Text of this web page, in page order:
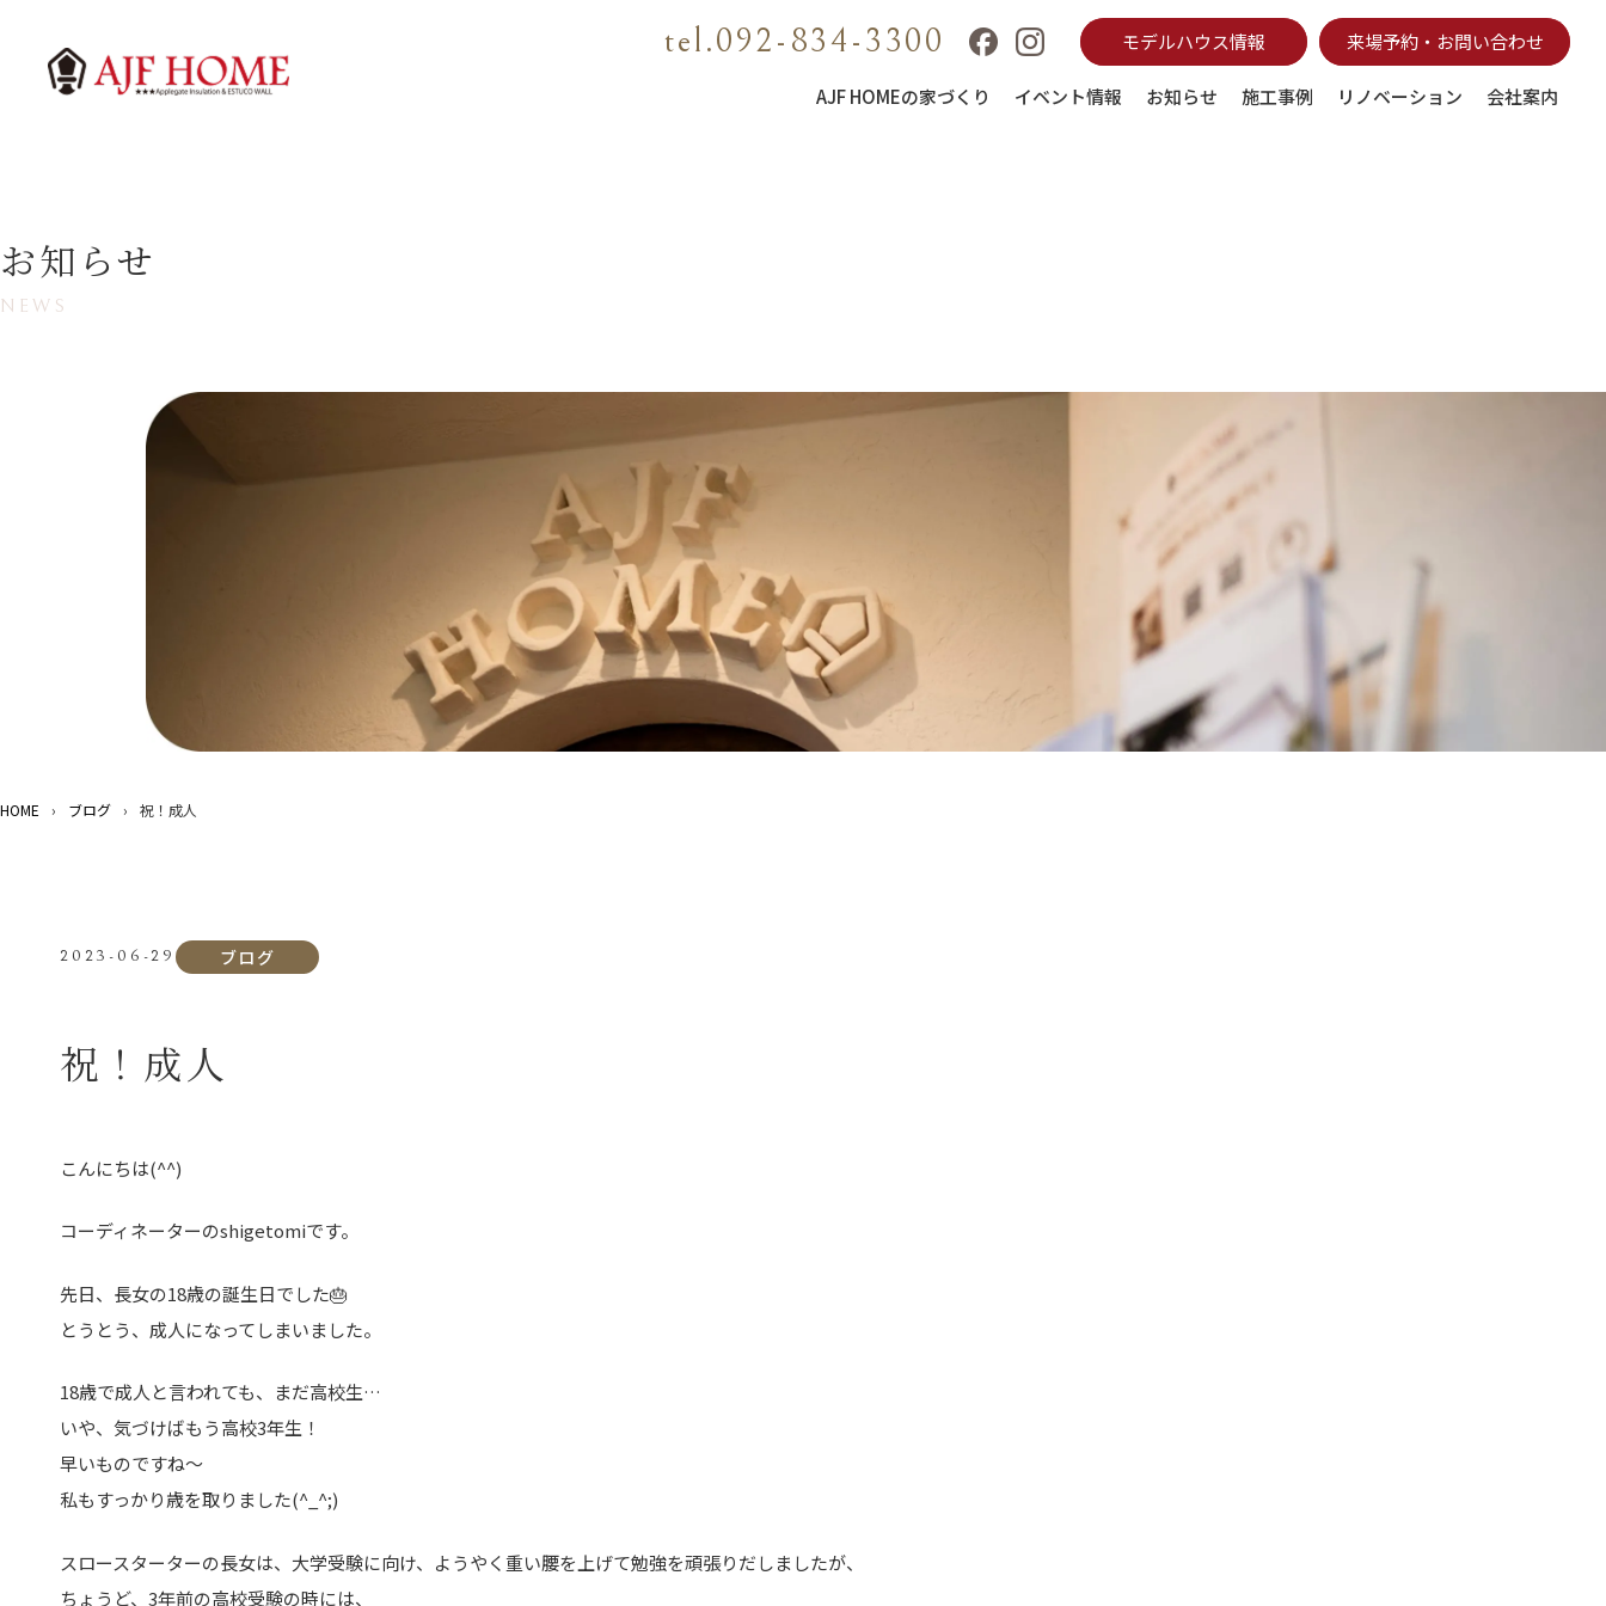
tel.092-834-3300 モデルハウス情報 来場予約・お問い合わせ
AJF HOMEの家づくり イベント情報 お知らせ 施工事例 リノベーション 会社案内
お知らせ
NEWS
HOME › ブログ › 祝！成人
2023-06-29 ブログ
祝！成人
こんにちは(^^)
コーディネーターのshigetomiです。
先日、長女の18歳の誕生日でした🎂
とうとう、成人になってしまいました。
18歳で成人と言われても、まだ高校生…
いや、気づけばもう高校3年生！
早いものですね〜
私もすっかり歳を取りました(^_^;)
スロースターターの長女は、大学受験に向け、ようやく重い腰を上げて勉強を頑張りだしましたが、
ちょうど、3年前の高校受験の時には、